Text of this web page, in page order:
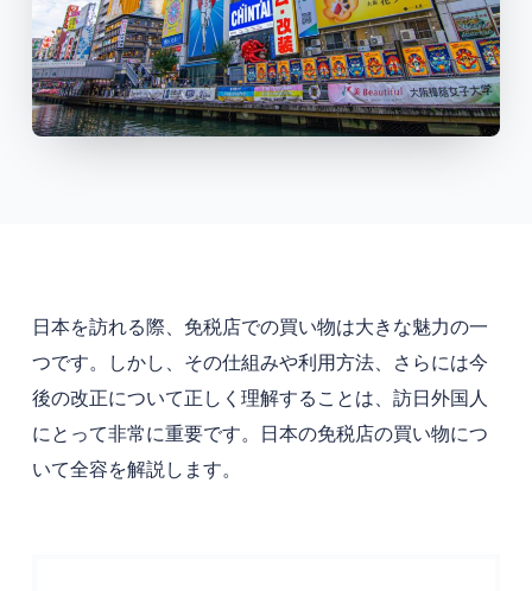
日本を訪れる際、免税店での買い物は大きな魅力の一
つです。しかし、その仕組みや利用方法、さらには今
後の改正について正しく理解することは、訪日外国人
にとって非常に重要です。日本の免税店の買い物につ
いて全容を解説します。